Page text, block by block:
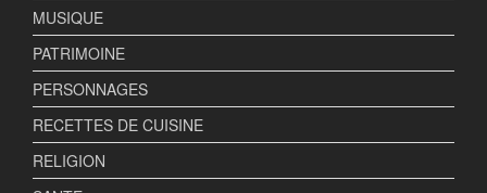
MUSIQUE
PATRIMOINE
PERSONNAGES
RECETTES DE CUISINE
RELIGION